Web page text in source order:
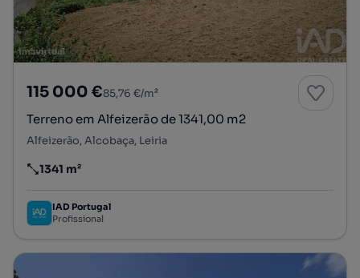
115 000 €85,76 €/m²
Terreno em Alfeizerão de 1341,00 m2
Alfeizerão, Alcobaça, Leiria
Preço por metro quadrado
1341 m²
IAD Portugal
Profissional